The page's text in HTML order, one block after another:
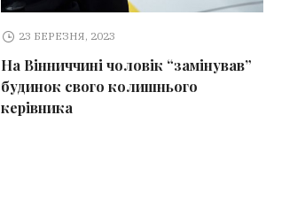
23 БЕРЕЗНЯ, 2023
На Вінниччині чоловік “замінував”
будинок свого колишнього
керівника